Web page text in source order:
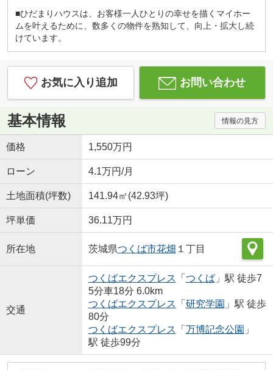
■ひだまりハウスは、お客様一人ひとりの幸せを描くマイホー
ムを叶えるために、数多くの物件を熟知して、向上・拡大し続
けています。
お気に入り追加 お問い合わせ
基本情報 情報の見方
価格 1,550万円
ローン 4.1万円/月
土地面積(坪数) 141.94㎡(42.93坪)
坪単価 36.11万円
所在地 茨城県つくば市花畑 １丁目
交通
つくばエクスプレス 「 つくば」駅 徒歩7
5分車18分 6.0km
つくばエクスプレス 「 研究学園 」駅 徒歩
80分
つくばエクスプレス 「 万博記念公園 」
駅 徒歩99分